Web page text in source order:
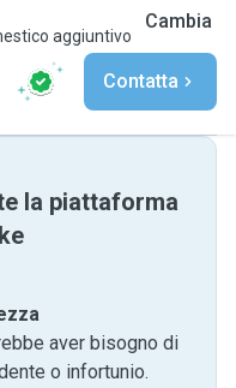
aggiuntivo
Cambia
Contatta
la piattaforma
aver bisogno di
o infortunio.